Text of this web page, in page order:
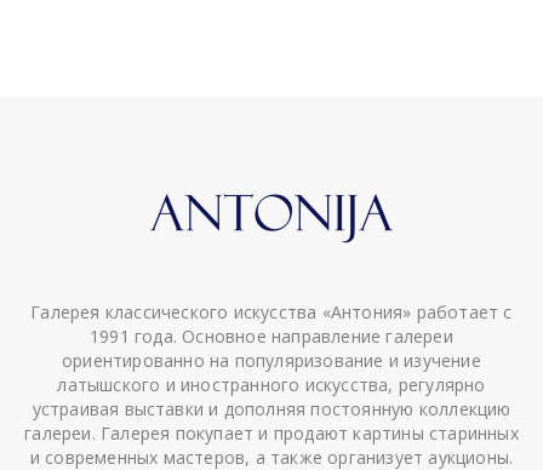
Галерея классического искусства «Антония» работает с
1991 года. Основное направление галереи
ориентированно на популяризование и изучение
латышского и иностранного искусства, регулярно
устраивая выставки и дополняя постоянную коллекцию
галереи. Галерея покупает и продают картины старинных
и современных мастеров, а также организует аукционы.